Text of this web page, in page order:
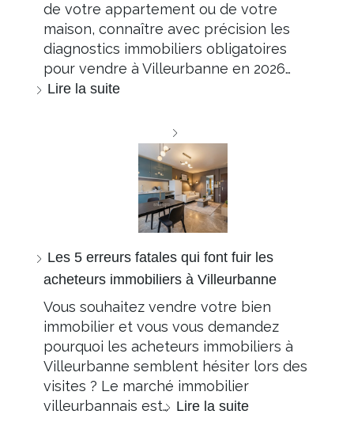
de votre appartement ou de votre
maison, connaître avec précision les
diagnostics immobiliers obligatoires
pour vendre à Villeurbanne en 2026…
Lire la suite
Les 5 erreurs fatales qui font fuir les
acheteurs immobiliers à Villeurbanne
Vous souhaitez vendre votre bien
immobilier et vous vous demandez
pourquoi les acheteurs immobiliers à
Villeurbanne semblent hésiter lors des
visites ? Le marché immobilier
villeurbannais est… Lire la suite